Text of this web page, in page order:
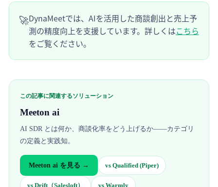
🚀DynaMeetでは、AIを活用した商談創出と売上予
測の精度向上を支援しています。詳しくはこちら
をご覧ください。
この記事に関連するソリューション
Meeton ai
AI SDR とは何か、商談化率をどう上げるか——カテゴリ
の定義と実践知。
Meeton aiを見る → vs Qualified (Piper)
vs Drift（Salesloft） vs Warmly